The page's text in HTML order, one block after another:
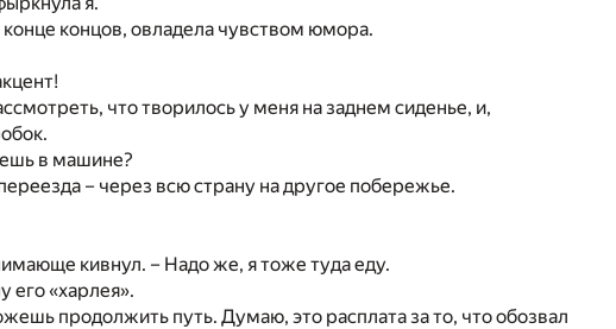
концов, овладела чувством юмора.
что творилось у меня на заднем сиденье, и,
в машине?
– через всю страну на другое побережье.
кивнул. – Надо же, я тоже туда еду.
его «харлея».
продолжить путь. Думаю, это расплата за то, что обозвал